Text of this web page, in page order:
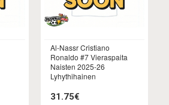
Al-Nassr Cristiano
Ronaldo #7 Vieraspaita
Naisten 2025-26
Lyhythihainen
31.75€